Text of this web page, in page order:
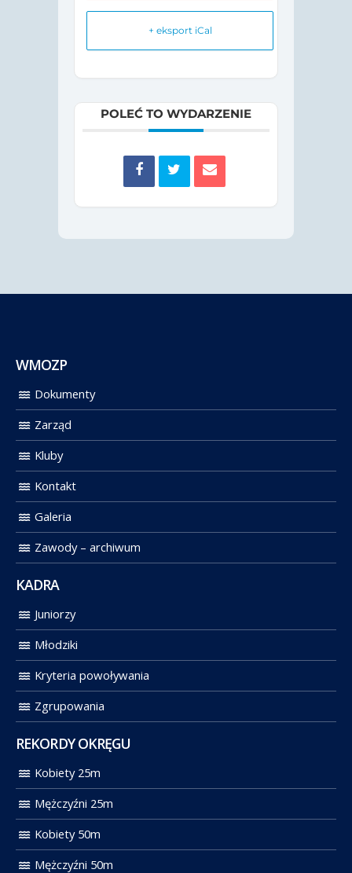
+ eksport iCal
POLEĆ TO WYDARZENIE
WMOZP
Dokumenty
Zarząd
Kluby
Kontakt
Galeria
Zawody – archiwum
KADRA
Juniorzy
Młodziki
Kryteria powoływania
Zgrupowania
REKORDY OKRĘGU
Kobiety 25m
Mężczyźni 25m
Kobiety 50m
Mężczyźni 50m